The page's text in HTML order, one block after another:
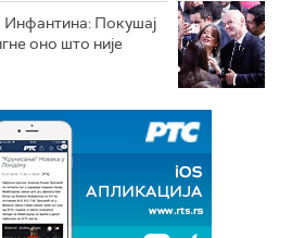
Покушај
оно што није